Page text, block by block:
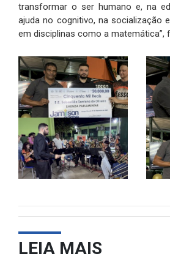
transformar o ser humano e, na
ajuda no cognitivo, na socialização
em disciplinas como a matemática”,
LEIA MAIS